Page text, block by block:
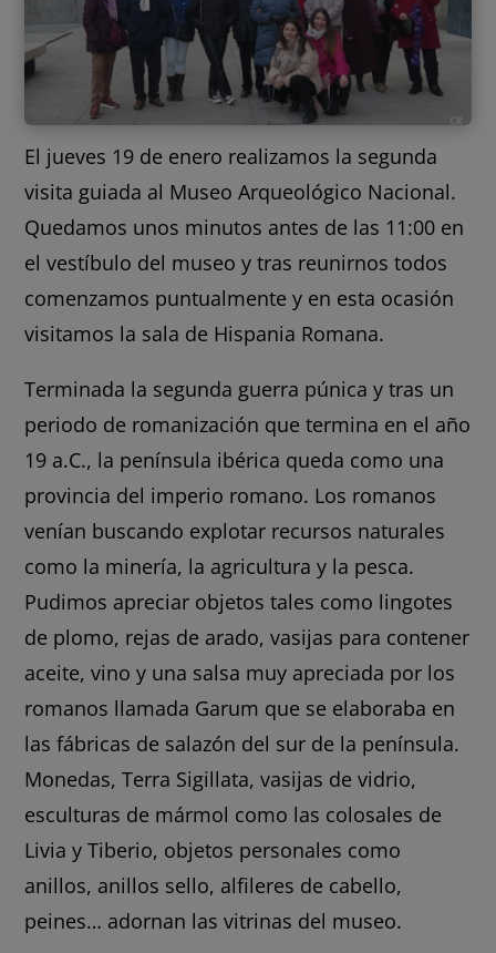
El jueves 19 de enero realizamos la segunda
visita guiada al Museo Arqueológico Nacional.
Quedamos unos minutos antes de las 11:00 en
el vestíbulo del museo y tras reunirnos todos
comenzamos puntualmente y en esta ocasión
visitamos la sala de Hispania Romana.
Terminada la segunda guerra púnica y tras un
periodo de romanización que termina en el año
19 a.C., la península ibérica queda como una
provincia del imperio romano. Los romanos
venían buscando explotar recursos naturales
como la minería, la agricultura y la pesca.
Pudimos apreciar objetos tales como lingotes
de plomo, rejas de arado, vasijas para contener
aceite, vino y una salsa muy apreciada por los
romanos llamada Garum que se elaboraba en
las fábricas de salazón del sur de la península.
Monedas, Terra Sigillata, vasijas de vidrio,
esculturas de mármol como las colosales de
Livia y Tiberio, objetos personales como
anillos, anillos sello, alfileres de cabello,
peines… adornan las vitrinas del museo.